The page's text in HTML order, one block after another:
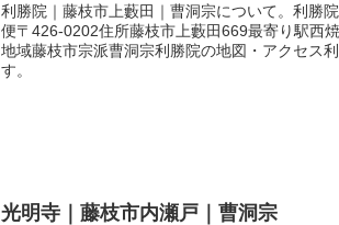
利勝院｜藤枝市上藪田｜曹洞宗について。利勝
便〒426-0202住所藤枝市上藪田669最寄り駅西
地域藤枝市宗派曹洞宗利勝院の地図・アクセス
す。
光明寺｜藤枝市内瀬戸｜曹洞宗